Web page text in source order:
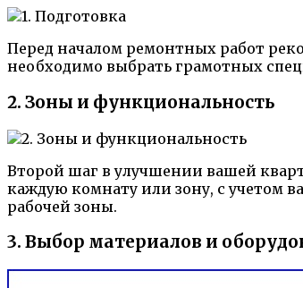
Перед началом ремонтных работ
необходимо выбрать грамотных
2. Зоны и функциональность
Второй шаг в улучшении вашей
каждую комнату или зону, с учетом
рабочей зоны.
3. Выбор материалов и